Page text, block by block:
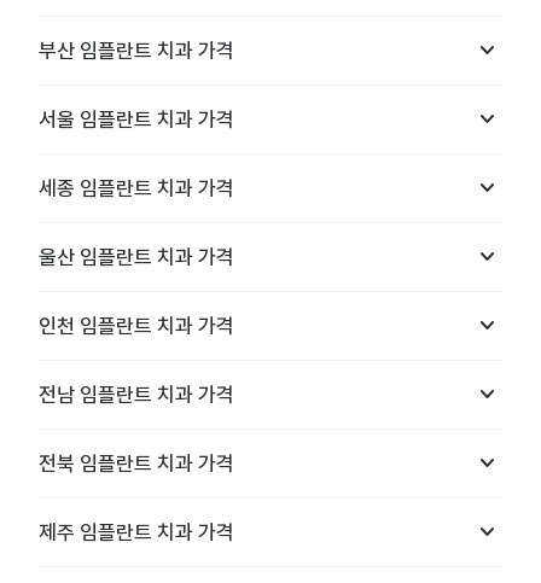
부산 임플란트 치과 가격 keyboard_arrow_down
서울 임플란트 치과 가격 keyboard_arrow_down
세종 임플란트 치과 가격 keyboard_arrow_down
울산 임플란트 치과 가격 keyboard_arrow_down
인천 임플란트 치과 가격 keyboard_arrow_down
전남 임플란트 치과 가격 keyboard_arrow_down
전북 임플란트 치과 가격 keyboard_arrow_down
제주 임플란트 치과 가격 keyboard_arrow_down